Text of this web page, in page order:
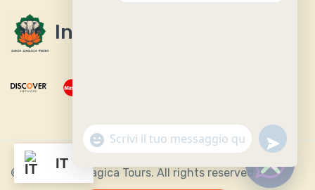
India Magica Tours
© 2026 India Magica Tours. All rights reserved
IT
"+chaty_settings.lang.emoji_picker+"
WhatsApp Message